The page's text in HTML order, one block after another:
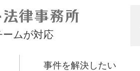
ームが対応
事件を解決したい